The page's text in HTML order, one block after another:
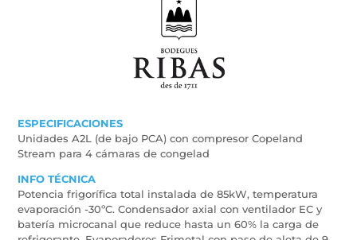
ESPECIFICACIONES
Unidades A2L (de bajo PCA) con compresor Copeland
Stream para 4 cámaras de congelad
INFO TÉCNICA
Potencia frigorífica total instalada de 85kW, temperatura
evaporación -30ºC. Condensador axial con ventilador EC y
batería microcanal que reduce hasta un 60% la carga de